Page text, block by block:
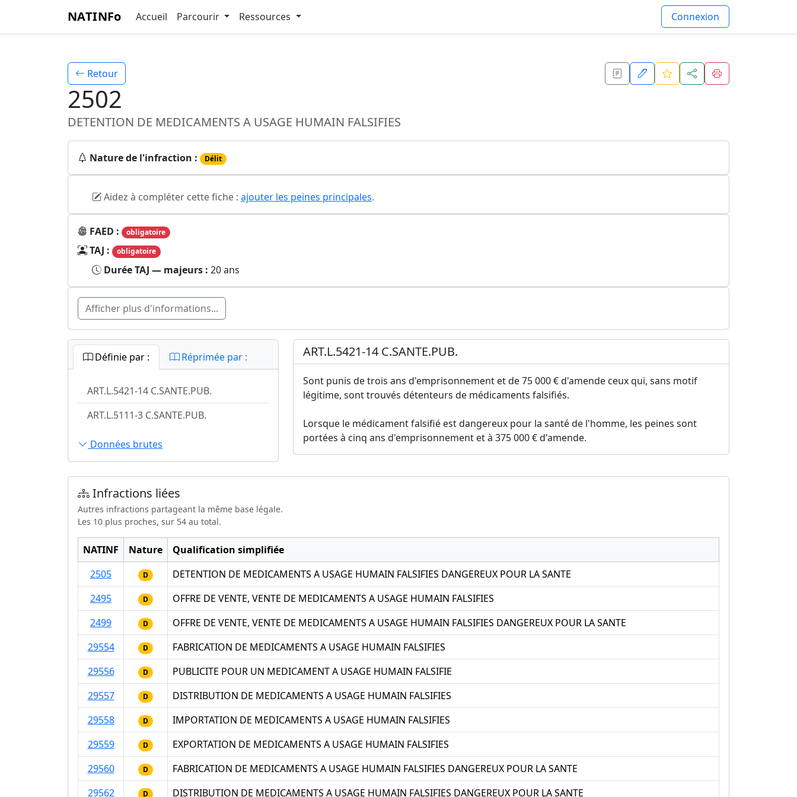
NATINFo Accueil Parcourir Ressources Connexion
Retour
2502
DETENTION DE MEDICAMENTS A USAGE HUMAIN FALSIFIES
Nature de l'infraction : Délit
Aidez à compléter cette fiche : ajouter les peines principales.
FAED : obligatoire
TAJ : obligatoire
Durée TAJ — majeurs : 20 ans
Afficher plus d'informations...
Définie par : Réprimée par :
ART.L.5421-14 C.SANTE.PUB.
ART.L.5111-3 C.SANTE.PUB.
Données brutes
ART.L.5421-14 C.SANTE.PUB.
Sont punis de trois ans d'emprisonnement et de 75 000 € d'amende ceux qui, sans motif
légitime, sont trouvés détenteurs de médicaments falsifiés.
Lorsque le médicament falsifié est dangereux pour la santé de l'homme, les peines sont
portées à cinq ans d'emprisonnement et à 375 000 € d'amende.
Infractions liées
Autres infractions partageant la même base légale.
Les 10 plus proches, sur 54 au total.
NATINF Nature
Qualification simplifiée
2505
D
DETENTION DE MEDICAMENTS A USAGE HUMAIN FALSIFIES DANGEREUX POUR LA SANTE
2495
D
OFFRE DE VENTE, VENTE DE MEDICAMENTS A USAGE HUMAIN FALSIFIES
2499
D
OFFRE DE VENTE, VENTE DE MEDICAMENTS A USAGE HUMAIN FALSIFIES DANGEREUX POUR LA SANTE
29554
D
FABRICATION DE MEDICAMENTS A USAGE HUMAIN FALSIFIES
29556
D
PUBLICITE POUR UN MEDICAMENT A USAGE HUMAIN FALSIFIE
29557
D
DISTRIBUTION DE MEDICAMENTS A USAGE HUMAIN FALSIFIES
29558
D
IMPORTATION DE MEDICAMENTS A USAGE HUMAIN FALSIFIES
29559
D
EXPORTATION DE MEDICAMENTS A USAGE HUMAIN FALSIFIES
29560
D
FABRICATION DE MEDICAMENTS A USAGE HUMAIN FALSIFIES DANGEREUX POUR LA SANTE
29562
D DISTRIBUTION DE MEDICAMENTS A USAGE HUMAIN FALSIFIES DANGEREUX POUR LA SANTE